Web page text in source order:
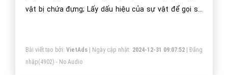
vật bị chứa đựng; Lấy dấu hiệu của sự vật để gọi sự
Bài viết tạo bởi: VietAds| Ngày cập nhật: 2024-12-31 09:07:52|Đăng
nhập(4902) - No Audio